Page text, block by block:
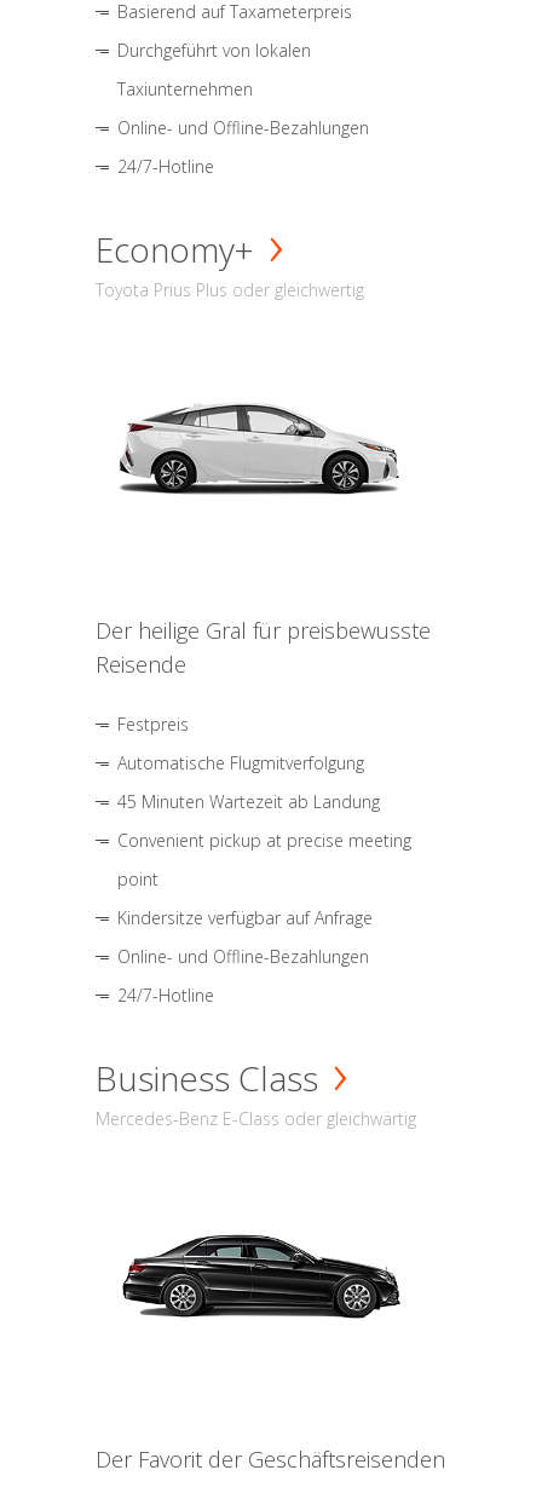
Basierend auf Taxameterpreis
Durchgeführt von lokalen
Taxiunternehmen
Online- und Offline-Bezahlungen
24/7-Hotline
Economy+
Toyota Prius Plus oder gleichwertig
Der heilige Gral für preisbewusste
Reisende
Festpreis
Automatische Flugmitverfolgung
45 Minuten Wartezeit ab Landung
Convenient pickup at precise meeting
point
Kindersitze verfügbar auf Anfrage
Online- und Offline-Bezahlungen
24/7-Hotline
Business Class
Mercedes-Benz E-Class oder gleichwärtig
Der Favorit der Geschäftsreisenden